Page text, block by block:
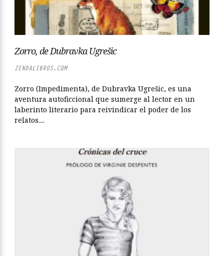
Zorro, de Dubravka Ugrešic
ZENDALIBROS.COM
Zorro (Impedimenta), de Dubravka Ugrešic, es una
aventura autoficcional que sumerge al lector en un
laberinto literario para reivindicar el poder de los
relatos....